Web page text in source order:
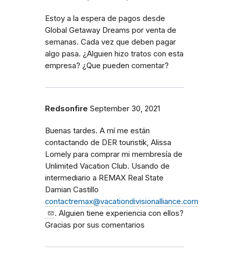
Estoy a la espera de pagos desde
Global Getaway Dreams por venta de
semanas. Cada vez que deben pagar
algo pasa. ¿Alguien hizo tratos con esta
empresa? ¿Que pueden comentar?
Redsonfire September 30, 2021
Buenas tardes. A mí me están
contactando de DER touristik, Alissa
Lomely para comprar mi membresía de
Unlimited Vacation Club. Usando de
intermediario a REMAX Real State
Damian Castillo
contactremax@vacationdivisionalliance.com
. Alguien tiene experiencia con ellos?
Gracias por sus comentarios